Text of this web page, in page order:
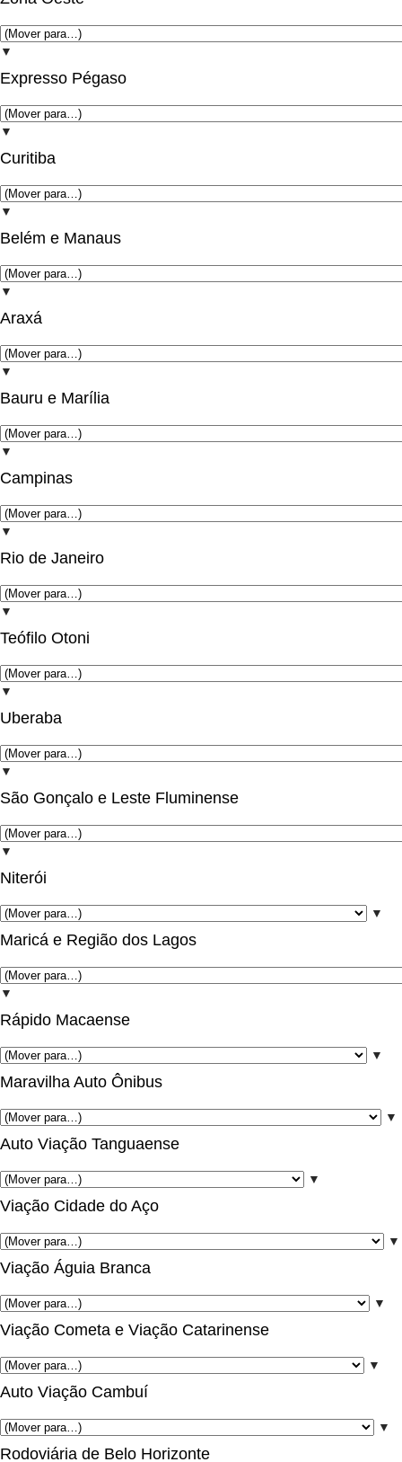
▼
Expresso Pégaso
▼
Curitiba
▼
Belém e Manaus
▼
Araxá
▼
Bauru e Marília
▼
Campinas
▼
Rio de Janeiro
▼
Teófilo Otoni
▼
Uberaba
▼
São Gonçalo e Leste Fluminense
▼
Niterói
▼
Maricá e Região dos Lagos
▼
Rápido Macaense
▼
Maravilha Auto Ônibus
▼
Auto Viação Tanguaense
▼
Viação Cidade do Aço
▼
Viação Águia Branca
▼
Viação Cometa e Viação Catarinense
▼
Auto Viação Cambuí
▼
Rodoviária de Belo Horizonte